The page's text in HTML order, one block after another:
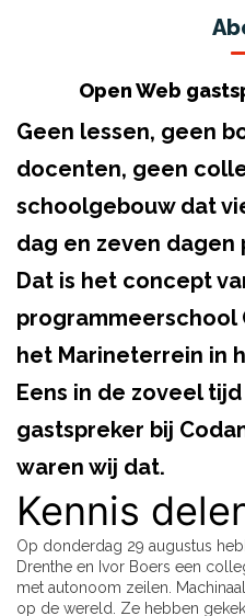
Open Web
Geen lessen, geen
docenten, geen
schoolgebouw dat
dag en zeven dagen
Dat is het concept
programmeerschool
het Marineterrein in
Eens in de zoveel
gastspreker bij
waren wij dat.
Kennis
Op donderdag 29 augustus
Drenthe en Ivor Boers een
met autonoom zeilen.
op de wereld. Ze hebben